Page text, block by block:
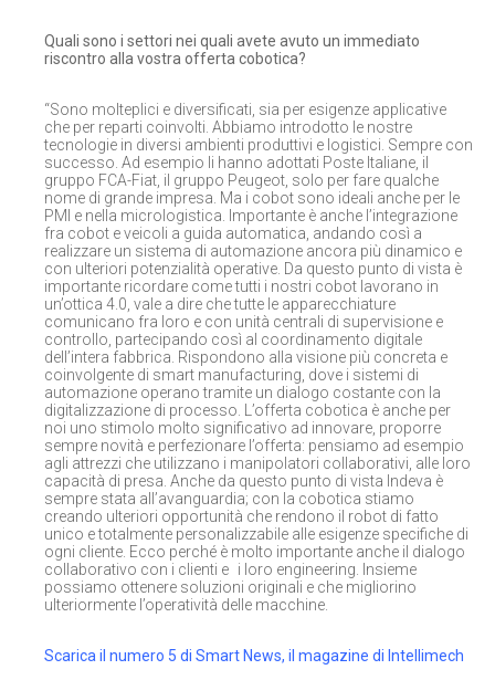
Quali sono i settori nei quali avete avuto un immediato
riscontro alla vostra offerta cobotica?
“Sono molteplici e diversificati, sia per esigenze applicative
che per reparti coinvolti. Abbiamo introdotto le nostre
tecnologie in diversi ambienti produttivi e logistici. Sempre con
successo. Ad esempio li hanno adottati Poste Italiane, il
gruppo FCA-Fiat, il gruppo Peugeot, solo per fare qualche
nome di grande impresa. Ma i cobot sono ideali anche per le
PMI e nella micrologistica. Importante è anche l’integrazione
fra cobot e veicoli a guida automatica, andando così a
realizzare un sistema di automazione ancora più dinamico e
con ulteriori potenzialità operative. Da questo punto di vista è
importante ricordare come tutti i nostri cobot lavorano in
un’ottica 4.0, vale a dire che tutte le apparecchiature
comunicano fra loro e con unità centrali di supervisione e
controllo, partecipando così al coordinamento digitale
dell’intera fabbrica. Rispondono alla visione più concreta e
coinvolgente di smart manufacturing, dove i sistemi di
automazione operano tramite un dialogo costante con la
digitalizzazione di processo. L’offerta cobotica è anche per
noi uno stimolo molto significativo ad innovare, proporre
sempre novità e perfezionare l’offerta: pensiamo ad esempio
agli attrezzi che utilizzano i manipolatori collaborativi, alle loro
capacità di presa. Anche da questo punto di vista Indeva è
sempre stata all’avanguardia; con la cobotica stiamo
creando ulteriori opportunità che rendono il robot di fatto
unico e totalmente personalizzabile alle esigenze specifiche di
ogni cliente. Ecco perché è molto importante anche il dialogo
collaborativo con i clienti e i loro engineering. Insieme
possiamo ottenere soluzioni originali e che migliorino
ulteriormente l’operatività delle macchine.
Scarica il numero 5 di Smart News, il magazine di Intellimech